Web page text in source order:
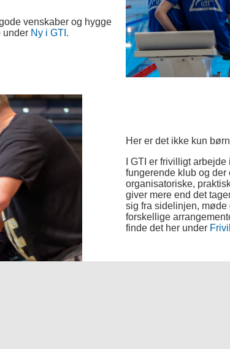
venskaber og hygge
under Ny i GTI .
Her er det ikke kun
I GTI er frivilligt
fungerende klub og der
organisatoriske,
giver mere end det
sig fra sidelinjen,
forskellige
finde det her under